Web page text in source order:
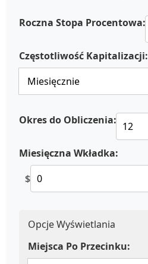
Roczna Stopa Procentowa:
Częstotliwość Kapitalizacji:
Okres do Obliczenia:
Miesięczna Wkładka:
$
Opcje Wyświetlania
Miejsca Po Przecinku: